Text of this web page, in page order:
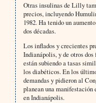
Otras insulinas de Lilly
precios, incluyendo
1982. Ha tenido un
dos décadas.
Los inflados y crecientes
Indianápolis, y de otros
están subiendo a tasas
los diabéticos. En los
demandas y pidieron al
planean una
en Indianápolis.